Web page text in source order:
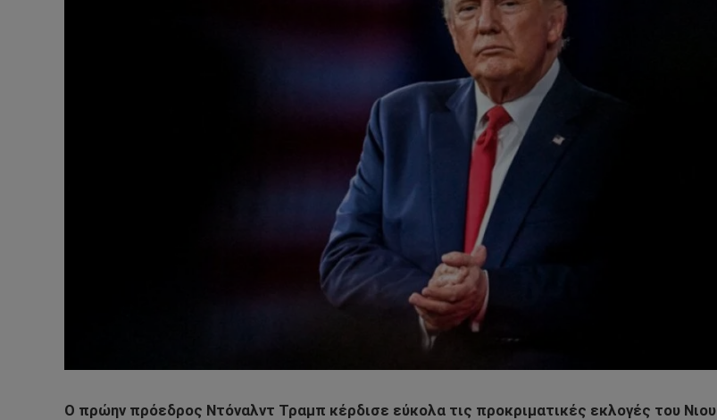
Ο πρώην πρόεδρος Ντόναλντ Τραμπ κέρδισε εύκολα τις προκριματικές εκλογές του Νιου